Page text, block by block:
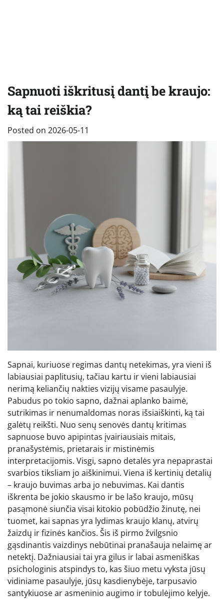
Sapnuoti iškritusį dantį be kraujo:
ką tai reiškia?
Posted on 2026-05-11
Sapnai, kuriuose regimas dantų netekimas, yra vieni iš
labiausiai paplitusių, tačiau kartu ir vieni labiausiai
nerimą keliančių nakties vizijų visame pasaulyje.
Pabudus po tokio sapno, dažnai aplanko baimė,
sutrikimas ir nenumaldomas noras išsiaiškinti, ką tai
galėtų reikšti. Nuo senų senovės dantų kritimas
sapnuose buvo apipintas įvairiausiais mitais,
pranašystėmis, prietarais ir mistinėmis
interpretacijomis. Visgi, sapno detalės yra nepaprastai
svarbios tiksliam jo aiškinimui. Viena iš kertinių detalių
– kraujo buvimas arba jo nebuvimas. Kai dantis
iškrenta be jokio skausmo ir be lašo kraujo, mūsų
pasąmonė siunčia visai kitokio pobūdžio žinutę, nei
tuomet, kai sapnas yra lydimas kraujo klanų, atvirų
žaizdų ir fizinės kančios. Šis iš pirmo žvilgsnio
gąsdinantis vaizdinys nebūtinai pranašauja nelaimę ar
netektį. Dažniausiai tai yra gilus ir labai asmeniškas
psichologinis atspindys to, kas šiuo metu vyksta jūsų
vidiniame pasaulyje, jūsų kasdienybėje, tarpusavio
santykiuose ar asmeninio augimo ir tobulėjimo kelyje.